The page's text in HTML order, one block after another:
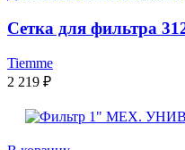
Сетка для фильтра
Tiemme
2 219 ₽